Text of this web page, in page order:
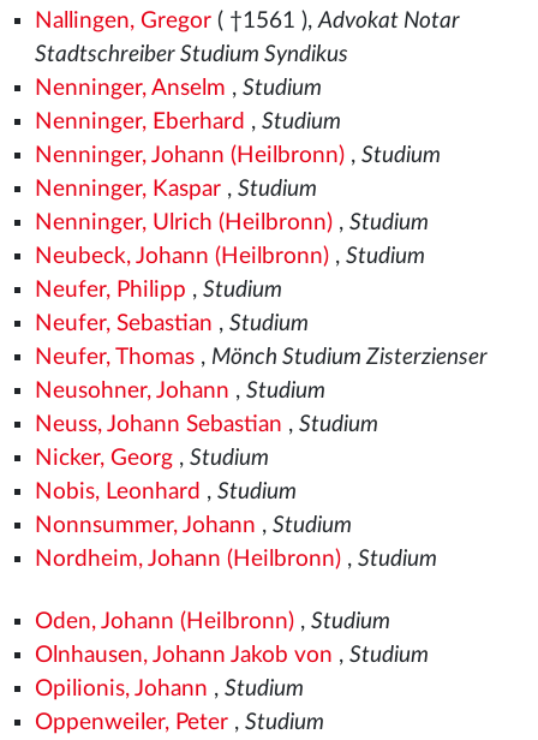
Nallingen, Gregor( †1561 ),Advokat Notar
Stadtschreiber Studium Syndikus
Nenninger, Anselm , Studium
Nenninger, Eberhard , Studium
Nenninger, Johann (Heilbronn), Studium
Nenninger, Kaspar, Studium
Nenninger, Ulrich (Heilbronn), Studium
Neubeck, Johann (Heilbronn), Studium
Neufer, Philipp , Studium
Neufer, Sebastian , Studium
Neufer, Thomas, Mönch Studium Zisterzienser
Neusohner, Johann , Studium
Neuss, Johann Sebastian , Studium
Nicker, Georg, Studium
Nobis, Leonhard , Studium
Nonnsummer, Johann , Studium
Nordheim, Johann (Heilbronn), Studium
Oden, Johann (Heilbronn), Studium
Olnhausen, Johann Jakob von , Studium
Opilionis, Johann , Studium
Oppenweiler, Peter, Studium